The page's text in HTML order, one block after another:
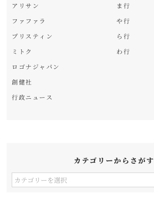
アリサン
ファファラ
プリスティン
ミトク
ロゴナジャパン
創健社
行政ニュース
ま行
や行
ら行
わ行
カテゴリーからさがす
カ